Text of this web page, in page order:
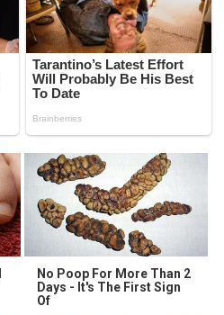
No Poop For More Than 2
Days - It's The First Sign
Of